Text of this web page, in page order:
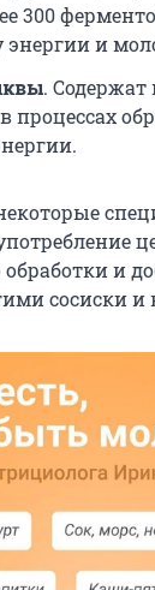
300
энергии и
.
процессах
обработки и
сосиски и